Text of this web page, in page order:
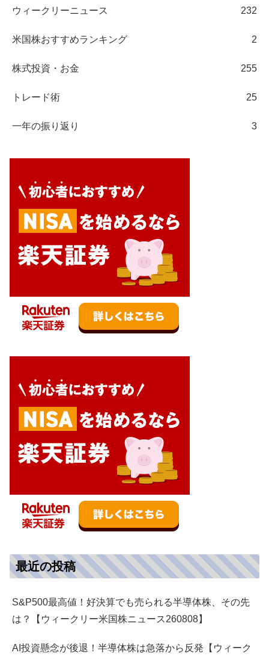
ウィークリーニュース 232
米国株おすすめランキング 2
株式投資・お金 255
トレード術 25
一年の振り返り 3
最近の投稿
S&P500最高値！好決算でも売られる半導体株、その先
は？【ウィークリー米国株ニュース260808】
AI投資懸念が後退！半導体株は急落から反発【ウィーク